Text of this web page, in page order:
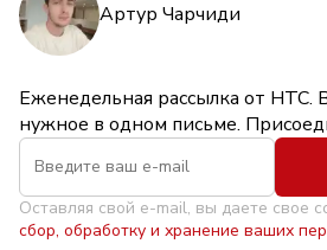
Артур Чарчиди
Еженедельная рассылка от НТС.
нужное в одном письме.
Оставляя свой e-mail, вы даете свое
сбор, обработку и хранение ваших